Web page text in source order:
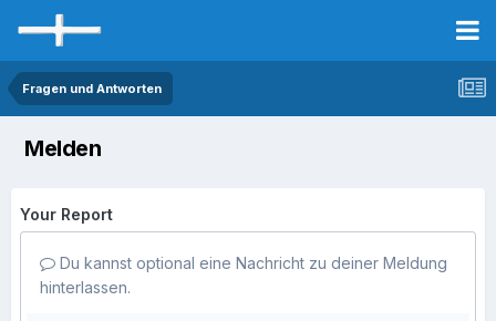
Fragen und Antworten
Melden
Your Report
Du kannst optional eine Nachricht zu deiner Meldung
hinterlassen.